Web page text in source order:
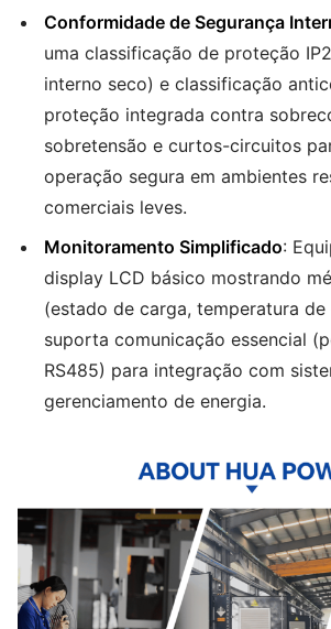
Conformidade de Segurança
uma classificação de proteção
interno seco) e classificação
proteção integrada contra
sobretensão e curtos-circuitos
operação segura em ambientes
comerciais leves.
Monitoramento Simplificado:
display LCD básico mostrando
(estado de carga, temperatura
suporta comunicação essencial
RS485) para integração com
gerenciamento de energia.